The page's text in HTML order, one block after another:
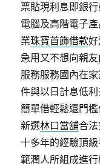
票貼現利息即銀
電腦及高階電子
業珠寶首飾借款
急用又不想向親友
服務服務國內在
件與以日計息低
簡單借輕鬆還門
新選林口當舖合
十多年的經驗頂
範潤人所組成進